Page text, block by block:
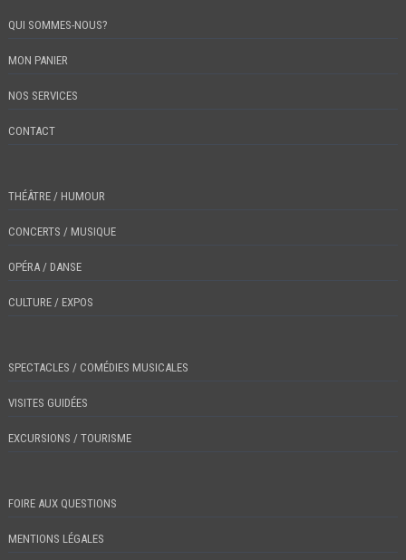
QUI SOMMES-NOUS?
MON PANIER
NOS SERVICES
CONTACT
THÉÂTRE / HUMOUR
CONCERTS / MUSIQUE
OPÉRA / DANSE
CULTURE / EXPOS
SPECTACLES / COMÉDIES MUSICALES
VISITES GUIDÉES
EXCURSIONS / TOURISME
FOIRE AUX QUESTIONS
MENTIONS LÉGALES